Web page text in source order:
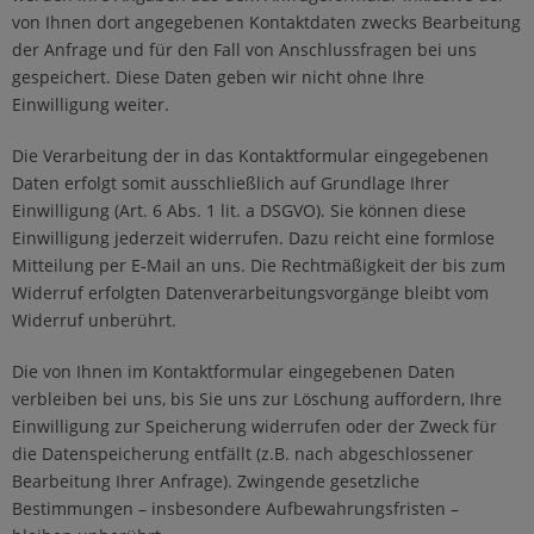
von Ihnen dort angegebenen Kontaktdaten zwecks Bearbeitung
der Anfrage und für den Fall von Anschlussfragen bei uns
gespeichert. Diese Daten geben wir nicht ohne Ihre
Einwilligung weiter.
Die Verarbeitung der in das Kontaktformular eingegebenen
Daten erfolgt somit ausschließlich auf Grundlage Ihrer
Einwilligung (Art. 6 Abs. 1 lit. a DSGVO). Sie können diese
Einwilligung jederzeit widerrufen. Dazu reicht eine formlose
Mitteilung per E-Mail an uns. Die Rechtmäßigkeit der bis zum
Widerruf erfolgten Datenverarbeitungsvorgänge bleibt vom
Widerruf unberührt.
Die von Ihnen im Kontaktformular eingegebenen Daten
verbleiben bei uns, bis Sie uns zur Löschung auffordern, Ihre
Einwilligung zur Speicherung widerrufen oder der Zweck für
die Datenspeicherung entfällt (z.B. nach abgeschlossener
Bearbeitung Ihrer Anfrage). Zwingende gesetzliche
Bestimmungen – insbesondere Aufbewahrungsfristen –